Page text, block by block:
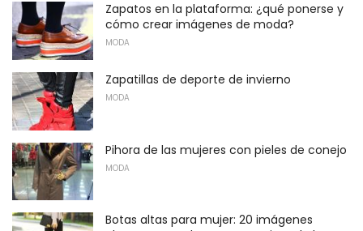
Zapatos en la plataforma: ¿qué ponerse y
cómo crear imágenes de moda?
MODA
Zapatillas de deporte de invierno
MODA
Pihora de las mujeres con pieles de conejo
MODA
Botas altas para mujer: 20 imágenes